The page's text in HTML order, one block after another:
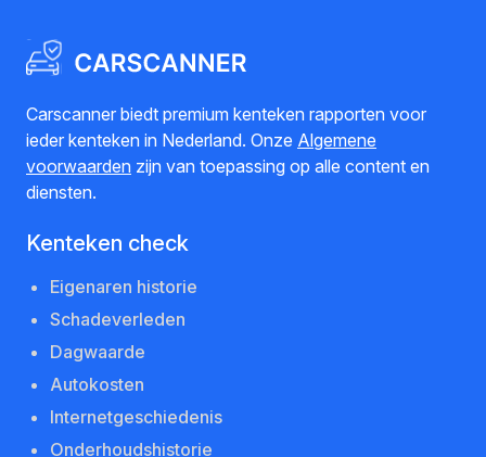
Carscanner biedt premium kenteken rapporten voor
ieder kenteken in Nederland. Onze Algemene
voorwaarden zijn van toepassing op alle content en
diensten.
Kenteken check
Eigenaren historie
Schadeverleden
Dagwaarde
Autokosten
Internetgeschiedenis
Onderhoudshistorie